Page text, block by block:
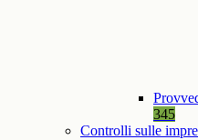
345
Controlli sulle